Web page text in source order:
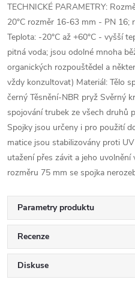
TECHNICKÉ PARAMETRY:
20°C rozměr 16-63 mm - PN
Teplota: -20°C až +60°C - vyšší
pitná voda; jsou odolné mnoha
organických rozpouštědel a
vždy konzultovat) Materiál: Tělo
černý Těsnění-NBR pryž Svěrný
spojování trubek ze všech druhů
Spojky jsou určeny i pro použití
matice jsou stabilizovány proti
utažení přes závit a jeho
rozměru 75 mm se spojka
Parametry produktu
Recenze
Diskuse